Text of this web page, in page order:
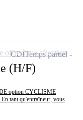
(H/F)
DE option CYCLISME
tant qu'entraîneur, vous
CDITemps partiel
offre à ma sélection